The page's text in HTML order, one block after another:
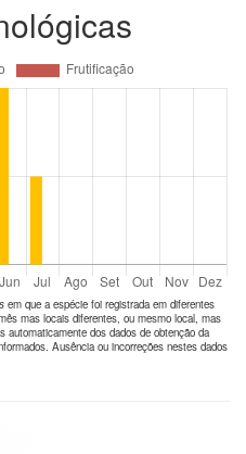
em que a espécie foi registrada em diferentes
mas locais diferentes, ou mesmo local, mas
dos dados de obtenção da
Ausência ou incorreções nestes dados